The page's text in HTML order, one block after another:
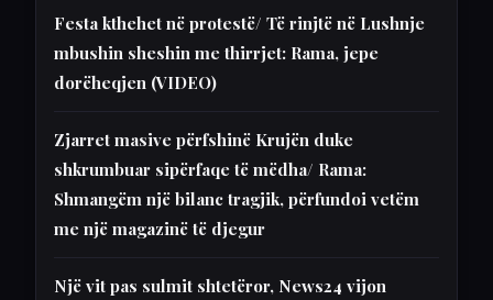
Festa kthehet në protestë/ Të rinjtë në Lushnje
mbushin sheshin me thirrjet: Rama, jepe
dorëheqjen (VIDEO)
Zjarret masive përfshinë Krujën duke
shkrumbuar sipërfaqe të mëdha/ Rama:
Shmangëm një bilanc tragjik, përfundoi vetëm
me një magazinë të djegur
Një vit pas sulmit shtetëror, News24 vijon